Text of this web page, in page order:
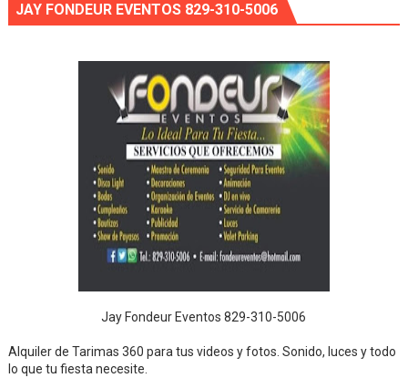
JAY FONDEUR EVENTOS 829-310-5006
Jay Fondeur Eventos 829-310-5006
Alquiler de Tarimas 360 para tus videos y fotos. Sonido, luces y todo
lo que tu fiesta necesite.